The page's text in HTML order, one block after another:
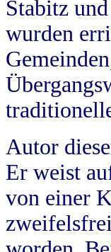
Stabitz
wurden
Autor
Er weist
von einer